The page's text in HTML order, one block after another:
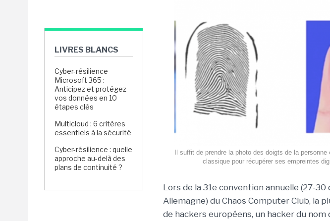
LIVRES BLANCS
Cyber-résilience
Microsoft 365 :
Anticipez et protégez
vos données en 10
étapes clés
Multicloud : 6 critères
essentiels à la sécurité
Cyber-résilience : quelle
approche au-delà des
plans de continuité ?
Il suffit de prendre la photo des doigts de la
classique pour récupérer ses empreintes
Lors de la 31e convention annuelle (27-
Allemagne) du Chaos Computer Club, la
de hackers européens, un hacker du nom